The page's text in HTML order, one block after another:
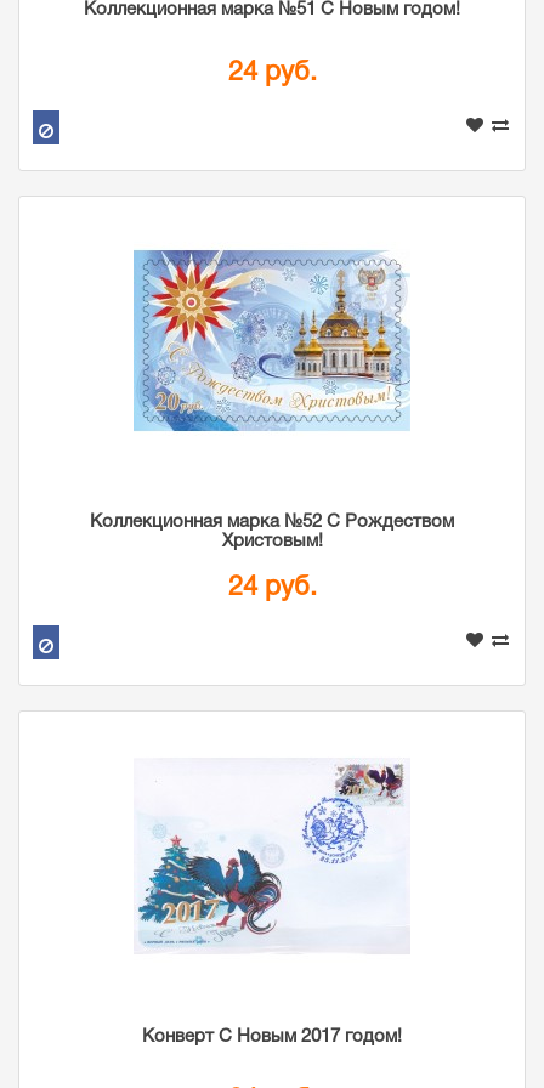
Коллекционная марка №51 С Новым годом!
24 руб.
Коллекционная марка №52 С Рождеством
Христовым!
24 руб.
Конверт С Новым 2017 годом!